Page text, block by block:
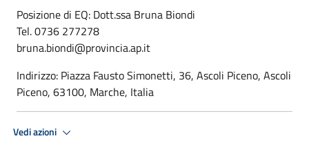
Posizione di EQ: Dott.ssa Bruna Biondi
Tel. 0736 277278
bruna.biondi@provincia.ap.it
Indirizzo: Piazza Fausto Simonetti, 36, Ascoli Piceno, Ascoli
Piceno, 63100, Marche, Italia
Vedi azioni